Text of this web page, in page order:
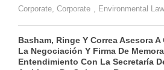
Corporate Corporate Environmental Law
Basham, Ringe Y Correa Asesora
La Negociación Y Firma De
Entendimiento Con La Secretaría